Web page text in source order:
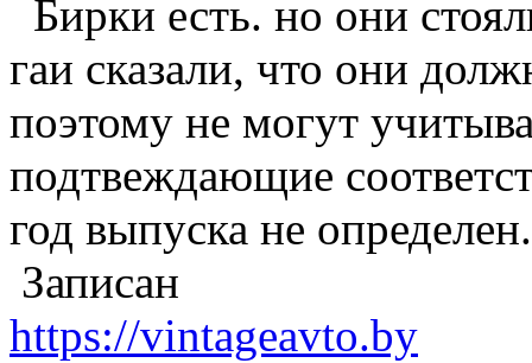
Бирки есть. но они
гаи сказали, что они
поэтому не могут
подтвеждающие
год выпуска не
Записан
https://vintageavto.by